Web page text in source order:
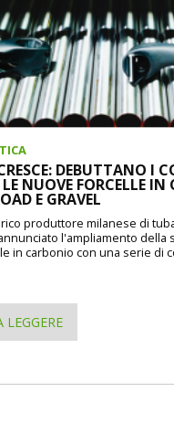
DEBUTTANO I
NUOVE FORCELLE IN
E GRAVEL
produttore milanese di
l'ampliamento della
in carbonio con una serie di